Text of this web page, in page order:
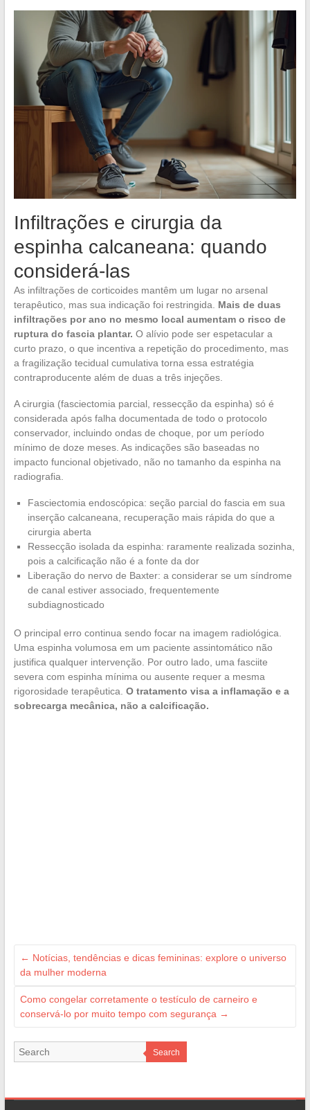
Infiltrações e cirurgia da
espinha calcaneana: quando
considerá-las
As infiltrações de corticoides mantêm um lugar no arsenal
terapêutico, mas sua indicação foi restringida. Mais de duas
infiltrações por ano no mesmo local aumentam o risco de
ruptura do fascia plantar. O alívio pode ser espetacular a
curto prazo, o que incentiva a repetição do procedimento, mas
a fragilização tecidual cumulativa torna essa estratégia
contraproducente além de duas a três injeções.
A cirurgia (fasciectomia parcial, ressecção da espinha) só é
considerada após falha documentada de todo o protocolo
conservador, incluindo ondas de choque, por um período
mínimo de doze meses. As indicações são baseadas no
impacto funcional objetivado, não no tamanho da espinha na
radiografia.
Fasciectomia endoscópica: seção parcial do fascia em sua
inserção calcaneana, recuperação mais rápida do que a
cirurgia aberta
Ressecção isolada da espinha: raramente realizada sozinha,
pois a calcificação não é a fonte da dor
Liberação do nervo de Baxter: a considerar se um síndrome
de canal estiver associado, frequentemente
subdiagnosticado
O principal erro continua sendo focar na imagem radiológica.
Uma espinha volumosa em um paciente assintomático não
justifica qualquer intervenção. Por outro lado, uma fasciite
severa com espinha mínima ou ausente requer a mesma
rigorosidade terapêutica. O tratamento visa a inflamação e a
sobrecarga mecânica, não a calcificação.
← Notícias, tendências e dicas femininas: explore o universo
da mulher moderna
Como congelar corretamente o testículo de carneiro e
conservá-lo por muito tempo com segurança →
Search